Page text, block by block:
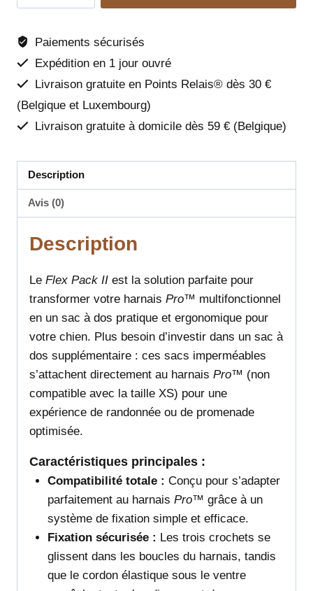
à
dos
II
Black-
Paiements sécurisés
Expédition en 1 jour ouvré
Livraison gratuite en Points Relais® dès 30 €
(Belgique et Luxembourg)
Livraison gratuite à domicile dès 59 € (Belgique)
Description
Avis (0)
Description
Le Flex Pack II est la solution parfaite pour
transformer votre harnais Pro™ multifonctionnel
en un sac à dos pratique et ergonomique pour
votre chien. Plus besoin d’investir dans un sac à
dos supplémentaire : ces sacs imperméables
s’attachent directement au harnais Pro™ (non
compatible avec la taille XS) pour une
expérience de randonnée ou de promenade
optimisée.
Caractéristiques principales :
Compatibilité totale : Conçu pour s’adapter
parfaitement au harnais Pro™ grâce à un
système de fixation simple et efficace.
Fixation sécurisée : Les trois crochets se
glissent dans les boucles du harnais, tandis
que le cordon élastique sous le ventre